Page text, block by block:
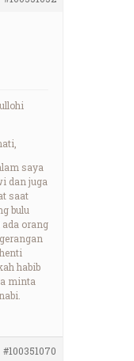
saya
dan juga
saat
bulu
orang
habib
minta
#100351070